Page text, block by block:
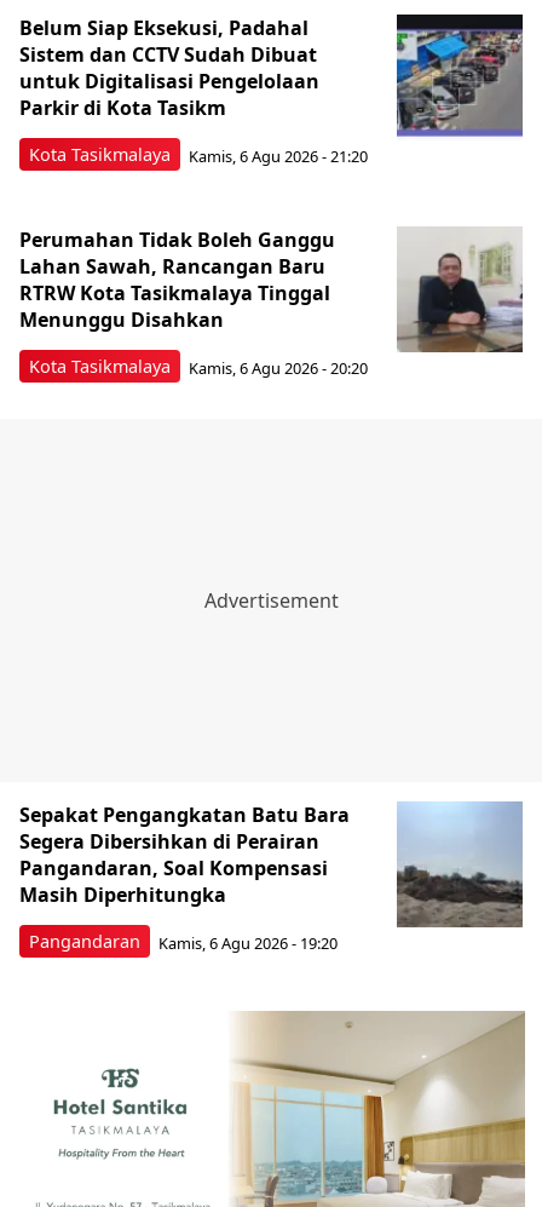
Kota Tasikmalaya
Belum Siap Eksekusi, Padahal
Sistem dan CCTV Sudah Dibuat
untuk Digitalisasi Pengelolaan
Parkir di Kota Tasikm
Kamis, 6 Agu 2026 - 21:20
Kota Tasikmalaya
Perumahan Tidak Boleh Ganggu
Lahan Sawah, Rancangan Baru
RTRW Kota Tasikmalaya Tinggal
Menunggu Disahkan
Kamis, 6 Agu 2026 - 20:20
Pangandaran
Sepakat Pengangkatan Batu Bara
Segera Dibersihkan di Perairan
Pangandaran, Soal Kompensasi
Masih Diperhitungka
Kamis, 6 Agu 2026 - 19:20